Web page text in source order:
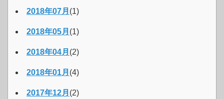
2018年07月 (1)
2018年05月 (1)
2018年04月 (2)
2018年01月 (4)
2017年12月 (2)